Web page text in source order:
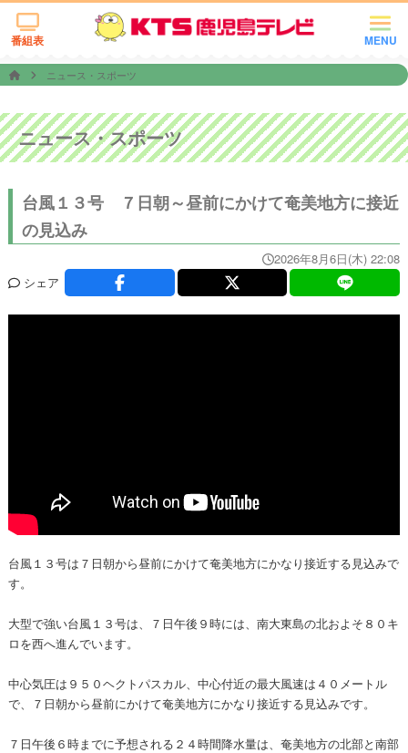
MENU
番組表
ニュース・スポーツ
ニュース・スポーツ
台風１３号 ７日朝～昼前にかけて奄美地方に接近
の見込み
2026年8月6日(木) 22:08
シェア
台風１３号は７日朝から昼前にかけて奄美地方にかなり接近する見込みで
す。
大型で強い台風１３号は、７日午後９時には、南大東島の北およそ８０キ
ロを西へ進んでいます。
中心気圧は９５０ヘクトパスカル、中心付近の最大風速は４０メートル
で、７日朝から昼前にかけて奄美地方にかなり接近する見込みです。
７日午後６時までに予想される２４時間降水量は、奄美地方の北部と南部